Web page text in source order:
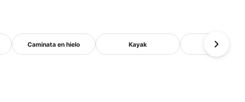
Caminata en hielo Kayak Pesca